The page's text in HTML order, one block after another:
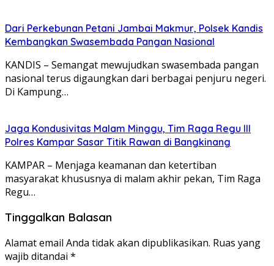
Dari Perkebunan Petani Jambai Makmur, Polsek Kandis
Kembangkan Swasembada Pangan Nasional
KANDIS – Semangat mewujudkan swasembada pangan
nasional terus digaungkan dari berbagai penjuru negeri.
Di Kampung…
Jaga Kondusivitas Malam Minggu, Tim Raga Regu III
Polres Kampar Sasar Titik Rawan di Bangkinang
KAMPAR – Menjaga keamanan dan ketertiban
masyarakat khususnya di malam akhir pekan, Tim Raga
Regu…
Tinggalkan Balasan
Alamat email Anda tidak akan dipublikasikan. Ruas yang
wajib ditandai *